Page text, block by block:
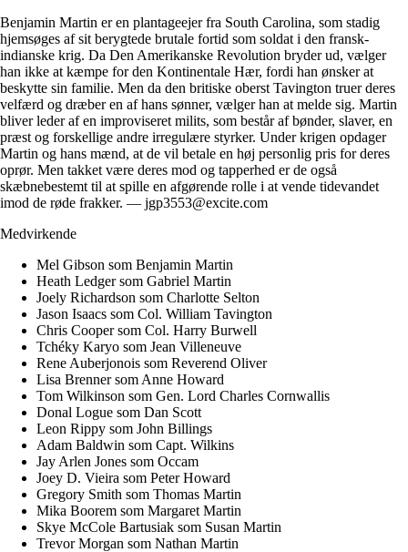
Benjamin Martin er en plantageejer fra South Carolina, som stadig
hjemsøges af sit berygtede brutale fortid som soldat i den fransk-
indianske krig. Da Den Amerikanske Revolution bryder ud, vælger
han ikke at kæmpe for den Kontinentale Hær, fordi han ønsker at
beskytte sin familie. Men da den britiske oberst Tavington truer deres
velfærd og dræber en af hans sønner, vælger han at melde sig. Martin
bliver leder af en improviseret milits, som består af bønder, slaver, en
præst og forskellige andre irregulære styrker. Under krigen opdager
Martin og hans mænd, at de vil betale en høj personlig pris for deres
oprør. Men takket være deres mod og tapperhed er de også
skæbnebestemt til at spille en afgørende rolle i at vende tidevandet
imod de røde frakker. — jgp3553@excite.com
Medvirkende
Mel Gibson som Benjamin Martin
Heath Ledger som Gabriel Martin
Joely Richardson som Charlotte Selton
Jason Isaacs som Col. William Tavington
Chris Cooper som Col. Harry Burwell
Tchéky Karyo som Jean Villeneuve
Rene Auberjonois som Reverend Oliver
Lisa Brenner som Anne Howard
Tom Wilkinson som Gen. Lord Charles Cornwallis
Donal Logue som Dan Scott
Leon Rippy som John Billings
Adam Baldwin som Capt. Wilkins
Jay Arlen Jones som Occam
Joey D. Vieira som Peter Howard
Gregory Smith som Thomas Martin
Mika Boorem som Margaret Martin
Skye McCole Bartusiak som Susan Martin
Trevor Morgan som Nathan Martin